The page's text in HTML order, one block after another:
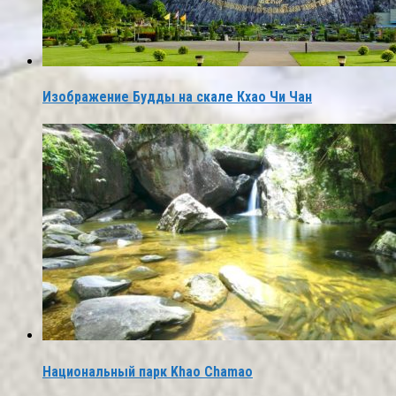
Изображение Будды на скале Кхао Чи Чан
Национальный парк Khao Chamao